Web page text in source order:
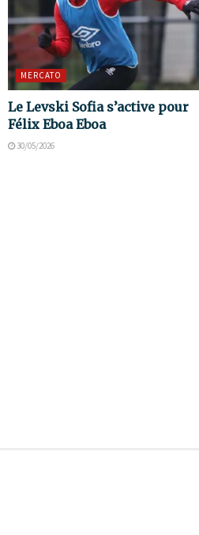
MERCATO
Le Levski Sofia s’active pour
Félix Eboa Eboa
30/05/2026